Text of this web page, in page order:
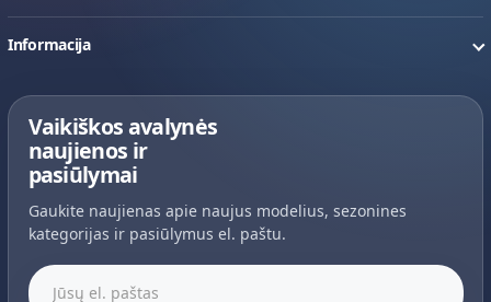
Informacija
Vaikiškos avalynės
naujienos ir
pasiūlymai
Gaukite naujienas apie naujus modelius, sezonines
kategorijas ir pasiūlymus el. paštu.
Jūsų el. paštas